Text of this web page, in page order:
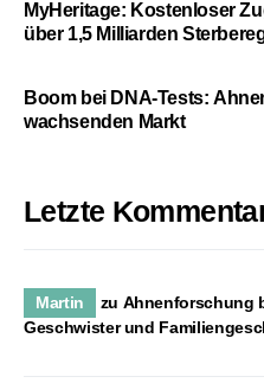
MyHeritage: Kostenloser
über 1,5 Milliarden
Boom bei DNA-Tests:
wachsenden Markt
Letzte
Martin zu Ahnenforschung
Geschwister und